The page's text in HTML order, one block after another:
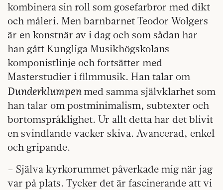
kombinera sin roll som gosefarbror med dikt
och måleri. Men barnbarnet Teodor Wolgers
är en konstnär av i dag och som sådan har
han gått Kungliga Musikhögskolans
komponistlinje och fortsätter med
Masterstudier i filmmusik. Han talar om
Dunderklumpenmed samma självklarhet som
han talar om postminimalism, subtexter och
bortomspråklighet. Ur allt detta har det blivit
en svindlande vacker skiva. Avancerad, enkel
och gripande.
– Själva kyrkorummet påverkade mig när jag
var på plats. Tycker det är fascinerande att vi